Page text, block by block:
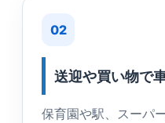
02
送迎や買い物で
保育園や駅、スーパ